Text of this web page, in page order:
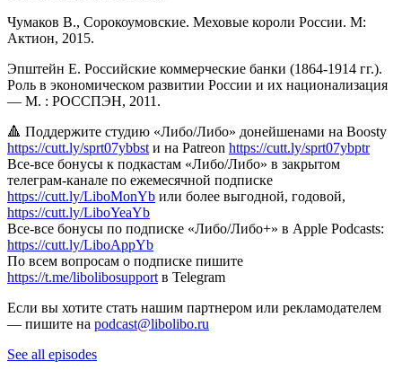
Чумаков В., Сорокоумовские. Меховые короли России. М:
Актион, 2015.
Эпштейн Е. Российские коммерческие банки (1864-1914 гг.).
Роль в эконо­мическом развитии России и их национализация
— М. : РОССПЭН, 2011.
🔺 Поддержите студию «Либо/Либо» донейшенами на Boosty
https://cutt.ly/sprt07ybbst и на Patreon https://cutt.ly/sprt07ybptr
Все-все бонусы к подкастам «Либо/Либо» в закрытом
телеграм-канале по ежемесячной подписке
https://cutt.ly/LiboMonYb или более выгодной, годовой,
https://cutt.ly/LiboYeaYb
Все-все бонусы по подписке «Либо/Либо+» в Apple Podcasts:
https://cutt.ly/LiboAppYb
По всем вопросам о подписке пишите
https://t.me/libolibosupport в Telegram
Если вы хотите стать нашим партнером или рекламодателем
— пишите на podcast@libolibo.ru
See all episodes